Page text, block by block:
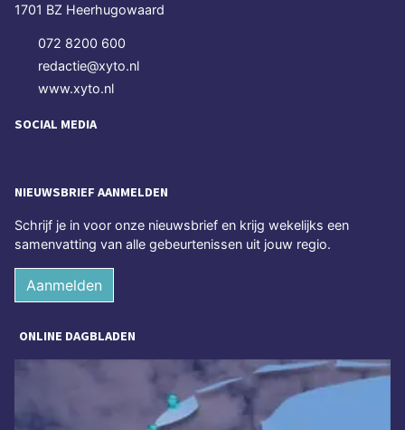
1701 BZ Heerhugowaard
072 8200 600
redactie@xyto.nl
www.xyto.nl
SOCIAL MEDIA
NIEUWSBRIEF AANMELDEN
Schrijf je in voor onze nieuwsbrief en krijg wekelijks een
samenvatting van alle gebeurtenissen uit jouw regio.
Aanmelden
ONLINE DAGBLADEN